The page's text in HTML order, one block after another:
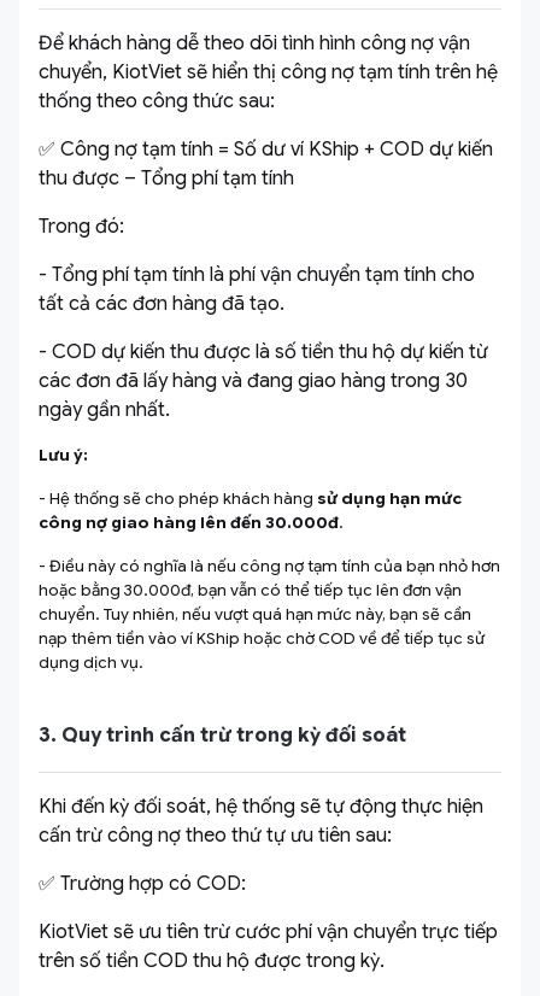
Để khách hàng dễ theo dõi tình hình công nợ vận
chuyển, KiotViet sẽ hiển thị công nợ tạm tính trên hệ
thống theo công thức sau:
✅ Công nợ tạm tính = Số dư ví KShip + COD dự kiến
thu được – Tổng phí tạm tính
Trong đó:
- Tổng phí tạm tính là phí vận chuyển tạm tính cho
tất cả các đơn hàng đã tạo.
- COD dự kiến thu được là số tiền thu hộ dự kiến từ
các đơn đã lấy hàng và đang giao hàng trong 30
ngày gần nhất.
Lưu ý:
- Hệ thống sẽ cho phép khách hàng sử dụng hạn mức
công nợ giao hàng lên đến 30.000đ.
- Điều này có nghĩa là nếu công nợ tạm tính của bạn nhỏ hơn
hoặc bằng 30.000đ, bạn vẫn có thể tiếp tục lên đơn vận
chuyển. Tuy nhiên, nếu vượt quá hạn mức này, bạn sẽ cần
nạp thêm tiền vào ví KShip hoặc chờ COD về để tiếp tục sử
dụng dịch vụ.
3. Quy trình cấn trừ trong kỳ đối soát
Khi đến kỳ đối soát, hệ thống sẽ tự động thực hiện
cấn trừ công nợ theo thứ tự ưu tiên sau:
✅ Trường hợp có COD:
KiotViet sẽ ưu tiên trừ cước phí vận chuyển trực tiếp
trên số tiền COD thu hộ được trong kỳ.